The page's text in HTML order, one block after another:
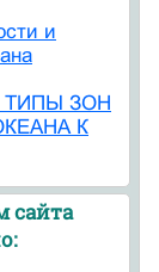
и
ТИПЫ ЗОН
К
сайта